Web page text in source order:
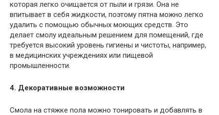
которая легко очищается от пыли и грязи. Она не
впитывает в себя жидкости, поэтому пятна можно легко
удалить с помощью обычных моющих средств. Это
делает смолу идеальным решением для помещений, где
требуется высокий уровень гигиены и чистоты, например,
в медицинских учреждениях или пищевой
промышленности.
4. Декоративные возможности
Смола на стяжке пола можно тонировать и добавлять в